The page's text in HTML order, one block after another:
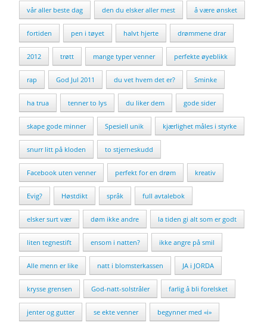
vår aller beste dag den du elsker aller mest å være ønsket
fortiden pen i tøyet halvt hjerte drømmene drar
2012 trøtt mange typer venner perfekte øyeblikk
rap God Jul 2011 du vet hvem det er? Sminke
ha trua tenner to lys du liker dem gode sider
skape gode minner Spesiell unik kjærlighet måles i styrke
snurr litt på kloden to stjerneskudd
Facebook uten venner perfekt for en drøm kreativ
Evig? Høstdikt språk full avtalebok
elsker surt vær døm ikke andre la tiden gi alt som er godt
liten tegnestift ensom i natten? ikke angre på smil
Alle menn er like natt i blomsterkassen JA i JORDA
krysse grensen God-natt-solstråler farlig å bli forelsket
jenter og gutter se ekte venner begynner med «i»